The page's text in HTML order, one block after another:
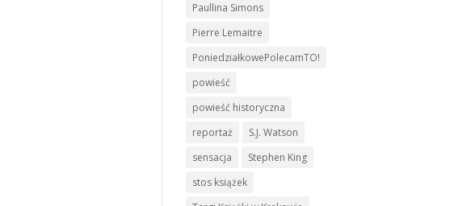
Paullina Simons
Pierre Lemaitre
PoniedziałkowePolecamTO!
powieść
powieść historyczna
reportaż
S.J. Watson
sensacja
Stephen King
stos książek